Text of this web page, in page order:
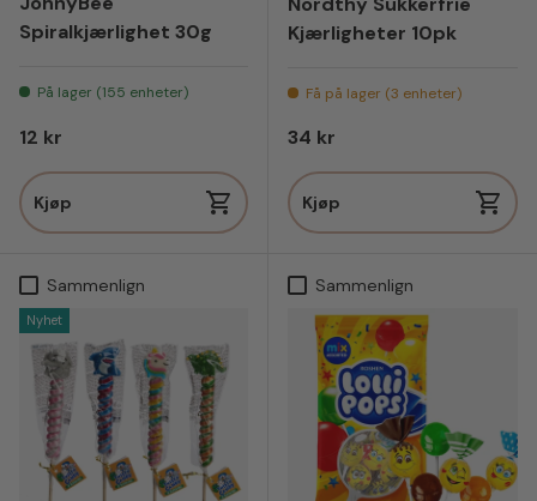
Spiralkjærlighet 30g
På lager (155 enheter)
Vanlig pris
12 kr
Kjøp
Kjærligheter 10pk
Få på lager (3 enheter)
Vanlig pris
34 kr
Kjøp
Sammenlign
Nyhet
Sammenlign